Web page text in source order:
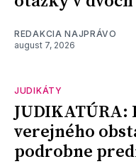
REDAKCIA NAJPRÁVO
august 7, 2026
JUDIKÁTY
verejného
podrobne